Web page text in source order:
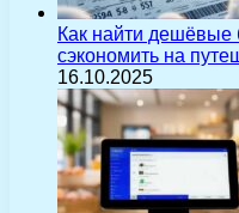
Как найти дешёвые
сэкономить на
16.10.2025